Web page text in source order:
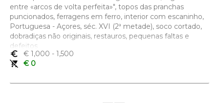
entre «arcos de volta perfeita»", topos das pranchas
puncionados, ferragens em ferro, interior com escaninho,
Portuguesa - Açores, séc. XVI (2ª metade), soco cortado,
dobradiças não originais, restauros, pequenas faltas e
defeitos
Dimensões (altura x comprimento x largura) - 52 x 110 x
47,5 cm
euro_symbol € 1,000 - 1,500
remove_shopping_cart
€ 0